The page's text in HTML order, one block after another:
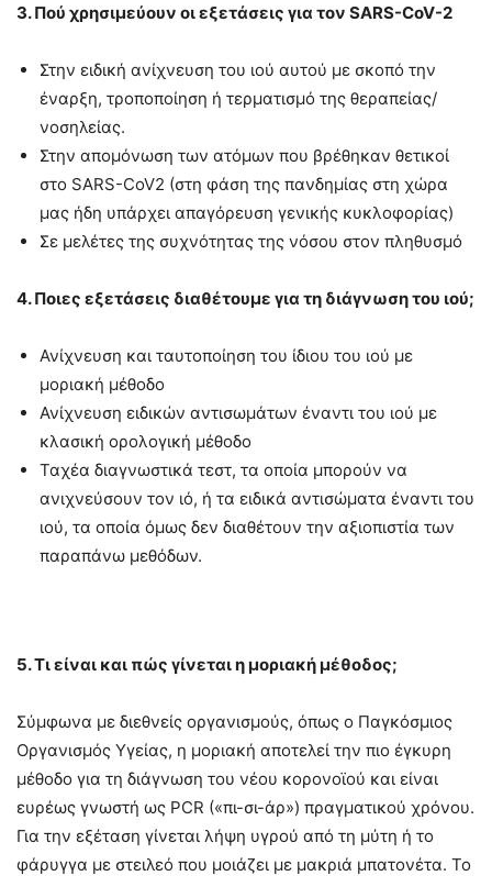
3. Πού χρησιμεύουν οι εξετάσεις για τον SARS-CoV-2
Στην ειδική ανίχνευση του ιού αυτού με σκοπό την
έναρξη, τροποποίηση ή τερματισμό της θεραπείας/
νοσηλείας.
Στην απομόνωση των ατόμων που βρέθηκαν θετικοί
στο SARS-CoV2 (στη φάση της πανδημίας στη χώρα
μας ήδη υπάρχει απαγόρευση γενικής κυκλοφορίας)
Σε μελέτες της συχνότητας της νόσου στον πληθυσμό
4. Ποιες εξετάσεις διαθέτουμε για τη διάγνωση του ιού;
Ανίχνευση και ταυτοποίηση του ίδιου του ιού με
μοριακή μέθοδο
Ανίχνευση ειδικών αντισωμάτων έναντι του ιού με
κλασική ορολογική μέθοδο
Ταχέα διαγνωστικά τεστ, τα οποία μπορούν να
ανιχνεύσουν τον ιό, ή τα ειδικά αντισώματα έναντι του
ιού, τα οποία όμως δεν διαθέτουν την αξιοπιστία των
παραπάνω μεθόδων.
5. Τι είναι και πώς γίνεται η μοριακή μέθοδος;
Σύμφωνα με διεθνείς οργανισμούς, όπως ο Παγκόσμιος
Οργανισμός Υγείας, η μοριακή αποτελεί την πιο έγκυρη
μέθοδο για τη διάγνωση του νέου κορονοϊού και είναι
ευρέως γνωστή ως PCR («πι-σι-άρ») πραγματικού χρόνου.
Για την εξέταση γίνεται λήψη υγρού από τη μύτη ή το
φάρυγγα με στειλεό που μοιάζει με μακριά μπατονέτα. Το